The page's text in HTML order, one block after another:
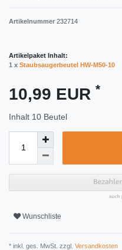
Artikelnummer 232714
Artikelpaket Inhalt:
1 x Staubsaugerbeutel HW-M50-10
10,99 EUR *
Inhalt 10 Beutel
Wunschliste
* inkl. ges. MwSt. zzgl. Versandkosten